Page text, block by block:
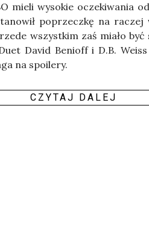
mie­li wyso­kie ocze­ki­wa­nia
poprzecz­kę na raczej
wszyst­kim zaś mia­ło
David Benioff i D.B.
na spo­ile­ry.
CZY­TAJ DALEJ